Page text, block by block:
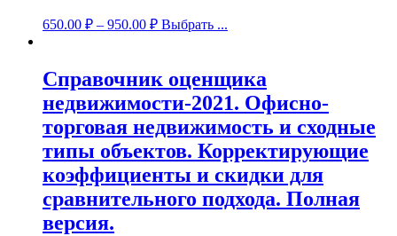
650.00 ₽ – 950.00 ₽ Выбрать ...
Справочник оценщика
недвижимости-2021. Офисно-
торговая недвижимость и сходные
типы объектов. Корректирующие
коэффициенты и скидки для
сравнительного подхода. Полная
версия.